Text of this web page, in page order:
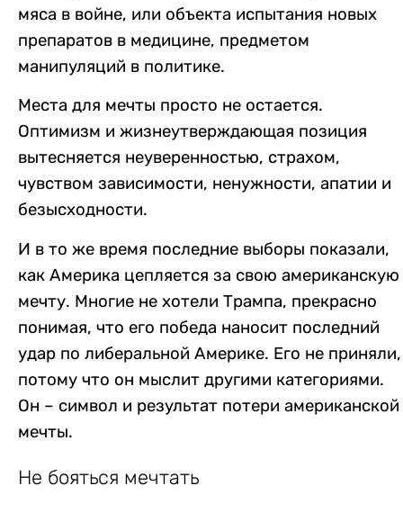
мяса в войне, или объекта испытания новых
препаратов в медицине, предметом
манипуляций в политике.
Места для мечты просто не остается.
Оптимизм и жизнеутверждающая позиция
вытесняется неуверенностью, страхом,
чувством зависимости, ненужности, апатии и
безысходности.
И в то же время последние выборы показали,
как Америка цепляется за свою американскую
мечту. Многие не хотели Трампа, прекрасно
понимая, что его победа наносит последний
удар по либеральной Америке. Его не приняли,
потому что он мыслит другими категориями.
Он – символ и результат потери американской
мечты.
Не бояться мечтать